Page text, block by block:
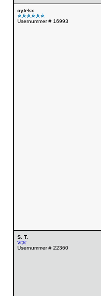
cytekx
Usernummer # 16993
S. T.
Usernummer # 22360